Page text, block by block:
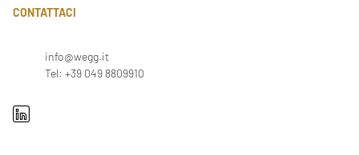
CONTATTACI
info@wegg.it
Tel: +39 049 8809910